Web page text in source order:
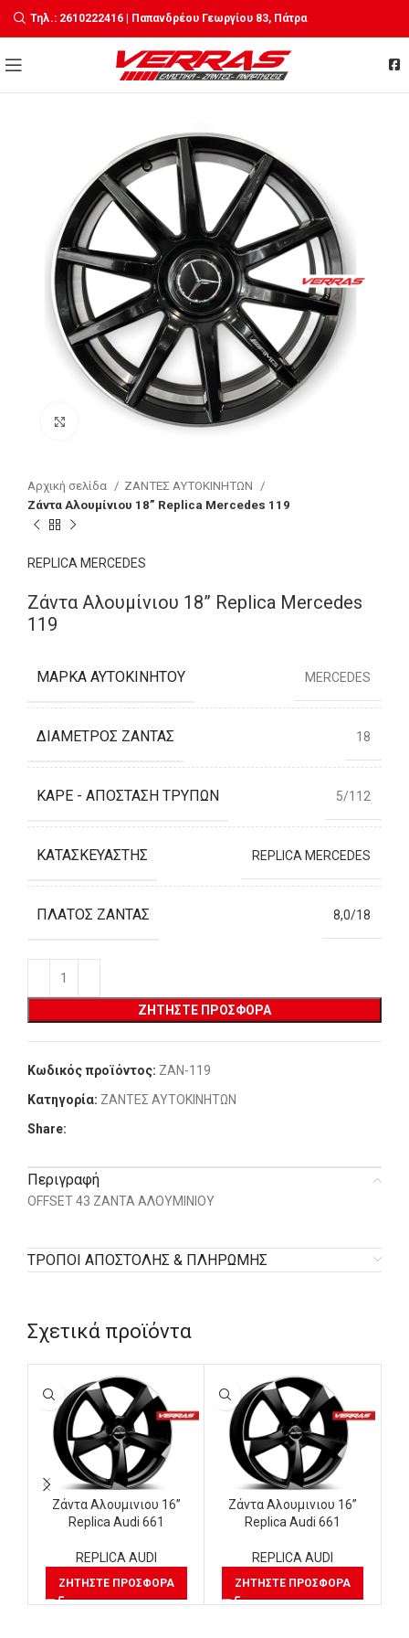
Τηλ.: 2610222416 | Παπανδρέου Γεωργίου 83, Πάτρα
Click to enlarge
Αρχική σελίδα
ΖΑΝΤΕΣ ΑΥΤΟΚΙΝΗΤΩΝ
Ζάντα Αλουμίνιου 18” Replica Mercedes 119
REPLICA MERCEDES
Ζάντα Αλουμίνιου 18” Replica Mercedes
119
ΜΆΡΚΑ ΑΥΤΟΚΙΝΉΤΟΥ MERCEDES
ΔΙΆΜΕΤΡΟΣ ΖΆΝΤΑΣ 18
ΚΑΡΈ - ΑΠΌΣΤΑΣΗ ΤΡΥΠΏΝ 5/112
ΚΑΤΑΣΚΕΥΑΣΤΉΣ REPLICA MERCEDES
ΠΛΆΤΟΣ ΖΆΝΤΑΣ 8,0/18
ΖΗΤΉΣΤΕ ΠΡΟΣΦΟΡΆ
Κωδικός προϊόντος: ZAN-119
Κατηγορία: ΖΑΝΤΕΣ ΑΥΤΟΚΙΝΗΤΩΝ
Share:
Περιγραφή
OFFSET 43 ΖΑΝΤΑ ΑΛΟΥΜΙΝΙΟΥ
ΤΡΟΠΟΙ ΑΠΟΣΤΟΛΗΣ & ΠΛΗΡΩΜΗΣ
Σχετικά προϊόντα
Ζάντα Αλουμινιου 16”
Replica Audi 661
REPLICA AUDI
ΖΗΤΉΣΤΕ ΠΡΟΣΦΟΡΆ
Ζάντα Αλουμινιου 16”
Replica Audi 661
REPLICA AUDI
ΖΗΤΉΣΤΕ ΠΡΟΣΦΟΡΆ